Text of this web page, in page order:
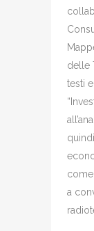
delle
testi
a